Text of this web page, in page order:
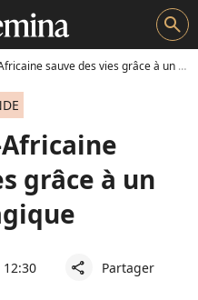
search
sauve des vies grâce à un sac magique
grâce à un
share Partager